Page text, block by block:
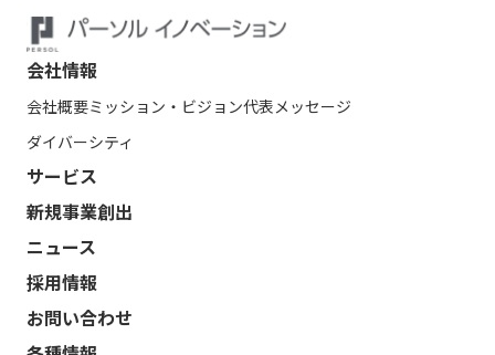
会社情報
会社概要ミッション・ビジョン代表メッセージ
ダイバーシティ
サービス
新規事業創出
ニュース
採用情報
お問い合わせ